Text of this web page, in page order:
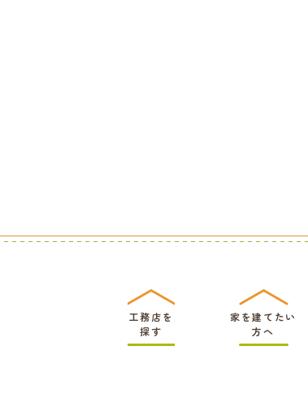
工務店を
探す
家を建てたい
方へ